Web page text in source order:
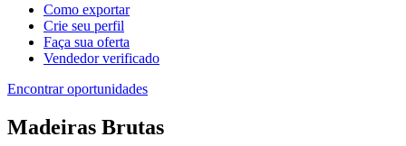
Como exportar
Crie seu perfil
Faça sua oferta
Vendedor verificado
Encontrar oportunidades
Madeiras Brutas